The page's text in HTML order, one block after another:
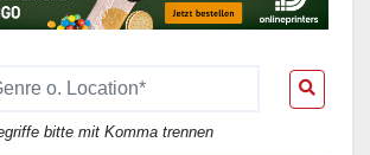
bitte mit Komma trennen